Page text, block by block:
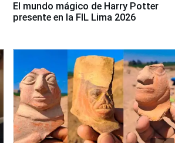
El mundo mágico de Harry Potter
presente en la FIL Lima 2026